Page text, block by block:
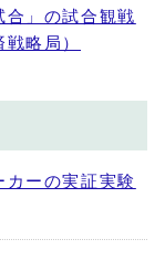
合」の試合観戦
略局）
ーの実証実験